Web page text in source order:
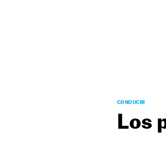
CONDUCIR
Los